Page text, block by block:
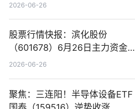
2026-06-26
股票行情快报：滨化股份
（601678）6月26日主力资金净
卖出5964.34万元
2026-06-26
聚焦：三连阳！半导体设备ETF